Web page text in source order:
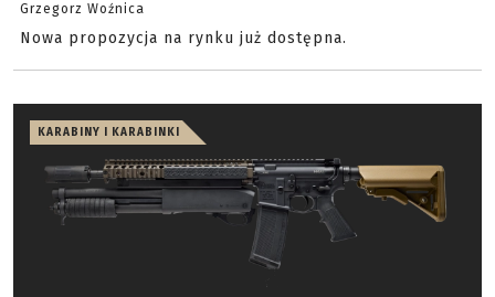
Grzegorz Woźnica
Nowa propozycja na rynku już dostępna.
KARABINY I KARABINKI